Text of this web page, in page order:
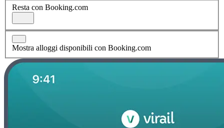
Resta con Booking.com
Mostra alloggi disponibili con Booking.com